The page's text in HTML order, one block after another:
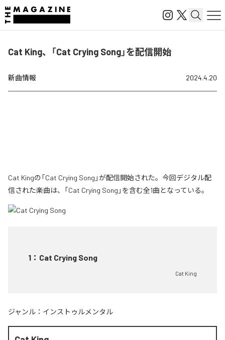
Cat King、「Cat Crying Song」を配信開始
新曲情報 2024.4.20
Cat Kingの「Cat Crying Song」が配信開始された。今回デジタル配
信された楽曲は、「Cat Crying Song」を含む全1曲となっている。
1 ： Cat Crying Song
Cat King
ジャンル： インストゥルメンタル